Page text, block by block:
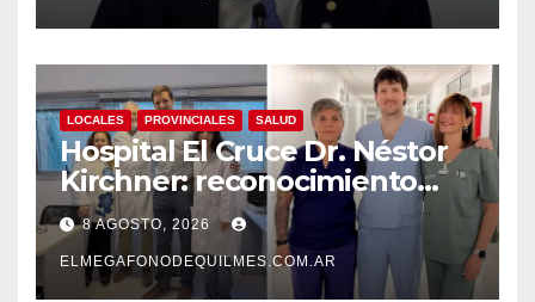
LOCALES PROVINCIALES SALUD
Hospital El Cruce Dr. Néstor
Kirchner: reconocimiento
internacional a la calidad de
su atención
8 AGOSTO, 2026
ELMEGAFONODEQUILMES.COM.AR